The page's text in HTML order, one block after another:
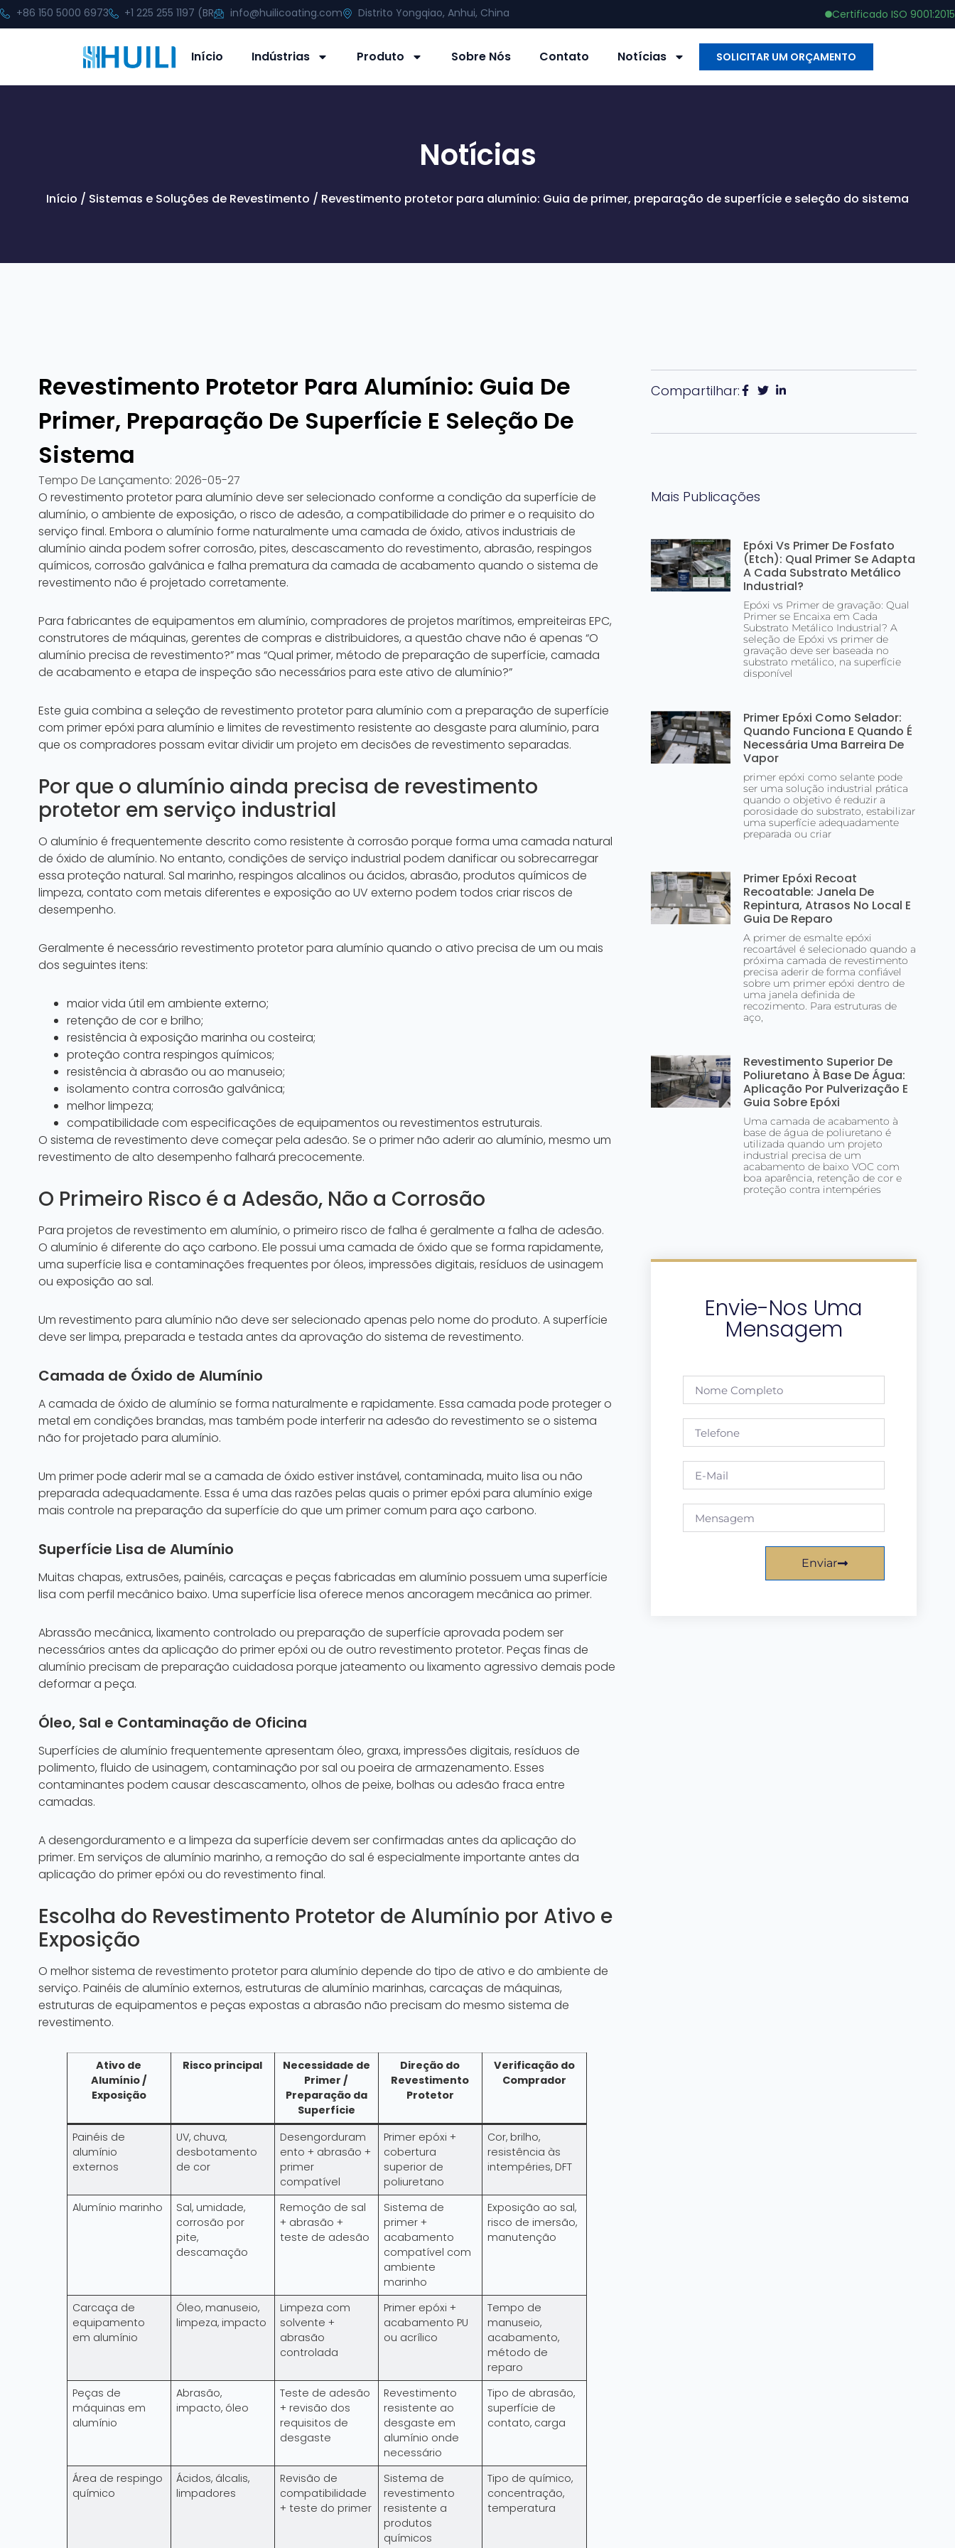
+86 150 5000 6973 +1 225 255 1197 (BR info@huilicoating.com Distrito Yongqiao, Anhui, China Certificado ISO 9001:2015
Início Indústrias Produto Sobre Nós Contato Notícias SOLICITAR UM ORÇAMENTO
Notícias
Início / Sistemas e Soluções de Revestimento / Revestimento protetor para alumínio: Guia de primer, preparação de superfície e seleção do sistema
Revestimento Protetor Para Alumínio: Guia De
Primer, Preparação De Superfície E Seleção De
Sistema
Tempo De Lançamento: 2026-05-27
O revestimento protetor para alumínio deve ser selecionado conforme a condição da superfície de
alumínio, o ambiente de exposição, o risco de adesão, a compatibilidade do primer e o requisito do
serviço final. Embora o alumínio forme naturalmente uma camada de óxido, ativos industriais de
alumínio ainda podem sofrer corrosão, pites, descascamento do revestimento, abrasão, respingos
químicos, corrosão galvânica e falha prematura da camada de acabamento quando o sistema de
revestimento não é projetado corretamente.
Para fabricantes de equipamentos em alumínio, compradores de projetos marítimos, empreiteiras EPC,
construtores de máquinas, gerentes de compras e distribuidores, a questão chave não é apenas “O
alumínio precisa de revestimento?” mas “Qual primer, método de preparação de superfície, camada
de acabamento e etapa de inspeção são necessários para este ativo de alumínio?”
Este guia combina a seleção de revestimento protetor para alumínio com a preparação de superfície
com primer epóxi para alumínio e limites de revestimento resistente ao desgaste para alumínio, para
que os compradores possam evitar dividir um projeto em decisões de revestimento separadas.
Por que o alumínio ainda precisa de revestimento
protetor em serviço industrial
O alumínio é frequentemente descrito como resistente à corrosão porque forma uma camada natural
de óxido de alumínio. No entanto, condições de serviço industrial podem danificar ou sobrecarregar
essa proteção natural. Sal marinho, respingos alcalinos ou ácidos, abrasão, produtos químicos de
limpeza, contato com metais diferentes e exposição ao UV externo podem todos criar riscos de
desempenho.
Geralmente é necessário revestimento protetor para alumínio quando o ativo precisa de um ou mais
dos seguintes itens:
maior vida útil em ambiente externo;
retenção de cor e brilho;
resistência à exposição marinha ou costeira;
proteção contra respingos químicos;
resistência à abrasão ou ao manuseio;
isolamento contra corrosão galvânica;
melhor limpeza;
compatibilidade com especificações de equipamentos ou revestimentos estruturais.
O sistema de revestimento deve começar pela adesão. Se o primer não aderir ao alumínio, mesmo um
revestimento de alto desempenho falhará precocemente.
O Primeiro Risco é a Adesão, Não a Corrosão
Para projetos de revestimento em alumínio, o primeiro risco de falha é geralmente a falha de adesão.
O alumínio é diferente do aço carbono. Ele possui uma camada de óxido que se forma rapidamente,
uma superfície lisa e contaminações frequentes por óleos, impressões digitais, resíduos de usinagem
ou exposição ao sal.
Um revestimento para alumínio não deve ser selecionado apenas pelo nome do produto. A superfície
deve ser limpa, preparada e testada antes da aprovação do sistema de revestimento.
Camada de Óxido de Alumínio
A camada de óxido de alumínio se forma naturalmente e rapidamente. Essa camada pode proteger o
metal em condições brandas, mas também pode interferir na adesão do revestimento se o sistema
não for projetado para alumínio.
Um primer pode aderir mal se a camada de óxido estiver instável, contaminada, muito lisa ou não
preparada adequadamente. Essa é uma das razões pelas quais o primer epóxi para alumínio exige
mais controle na preparação da superfície do que um primer comum para aço carbono.
Superfície Lisa de Alumínio
Muitas chapas, extrusões, painéis, carcaças e peças fabricadas em alumínio possuem uma superfície
lisa com perfil mecânico baixo. Uma superfície lisa oferece menos ancoragem mecânica ao primer.
Abrassão mecânica, lixamento controlado ou preparação de superfície aprovada podem ser
necessários antes da aplicação do primer epóxi ou de outro revestimento protetor. Peças finas de
alumínio precisam de preparação cuidadosa porque jateamento ou lixamento agressivo demais pode
deformar a peça.
Óleo, Sal e Contaminação de Oficina
Superfícies de alumínio frequentemente apresentam óleo, graxa, impressões digitais, resíduos de
polimento, fluido de usinagem, contaminação por sal ou poeira de armazenamento. Esses
contaminantes podem causar descascamento, olhos de peixe, bolhas ou adesão fraca entre
camadas.
A desengorduramento e a limpeza da superfície devem ser confirmadas antes da aplicação do
primer. Em serviços de alumínio marinho, a remoção do sal é especialmente importante antes da
aplicação do primer epóxi ou do revestimento final.
Escolha do Revestimento Protetor de Alumínio por Ativo e
Exposição
O melhor sistema de revestimento protetor para alumínio depende do tipo de ativo e do ambiente de
serviço. Painéis de alumínio externos, estruturas de alumínio marinhas, carcaças de máquinas,
estruturas de equipamentos e peças expostas a abrasão não precisam do mesmo sistema de
revestimento.
Ativo de
Alumínio /
Exposição
Risco principal
Necessidade de
Primer /
Preparação da
Superfície
Direção do
Revestimento
Protetor
Verificação do
Comprador
Painéis de
alumínio
externos
UV, chuva,
desbotamento
de cor
Desengorduram
ento + abrasão +
primer
compatível
Primer epóxi +
cobertura
superior de
poliuretano
Cor, brilho,
resistência às
intempéries, DFT
Alumínio marinho
Sal, umidade,
corrosão por
pite,
descamação
Remoção de sal
+ abrasão +
teste de adesão
Sistema de
primer +
acabamento
compatível com
ambiente
marinho
Exposição ao sal,
risco de imersão,
manutenção
Carcaça de
equipamento
em alumínio
Óleo, manuseio,
limpeza, impacto
Limpeza com
solvente +
abrasão
controlada
Primer epóxi +
acabamento PU
ou acrílico
Tempo de
manuseio,
acabamento,
método de
reparo
Peças de
máquinas em
alumínio
Abrasão,
impacto, óleo
Teste de adesão
+ revisão dos
requisitos de
desgaste
Revestimento
resistente ao
desgaste em
alumínio onde
necessário
Tipo de abrasão,
superfície de
contato, carga
Área de respingo
químico
Ácidos, álcalis,
limpadores
Revisão de
compatibilidade
+ teste do primer
Sistema de
revestimento
resistente a
produtos
químicos
Tipo de químico,
concentração,
temperatura
Compartilhar:
Mais Publicações
Epóxi Vs Primer De Fosfato
(Etch): Qual Primer Se Adapta
A Cada Substrato Metálico
Industrial?
Epóxi vs Primer de gravação: Qual
Primer se Encaixa em Cada
Substrato Metálico Industrial? A
seleção de Epóxi vs primer de
gravação deve ser baseada no
substrato metálico, na superfície
disponível
Primer Epóxi Como Selador:
Quando Funciona E Quando É
Necessária Uma Barreira De
Vapor
primer epóxi como selante pode
ser uma solução industrial prática
quando o objetivo é reduzir a
porosidade do substrato, estabilizar
uma superfície adequadamente
preparada ou criar
Primer Epóxi Recoat
Recoatable: Janela De
Repintura, Atrasos No Local E
Guia De Reparo
A primer de esmalte epóxi
recoartável é selecionado quando a
próxima camada de revestimento
precisa aderir de forma confiável
sobre um primer epóxi dentro de
uma janela definida de
recozimento. Para estruturas de
aço,
Revestimento Superior De
Poliuretano À Base De Água:
Aplicação Por Pulverização E
Guia Sobre Epóxi
Uma camada de acabamento à
base de água de poliuretano é
utilizada quando um projeto
industrial precisa de um
acabamento de baixo VOC com
boa aparência, retenção de cor e
proteção contra intempéries
Envie-Nos Uma
Mensagem
Enviar